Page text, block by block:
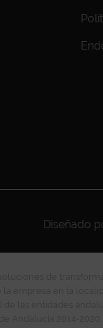
Diseñado